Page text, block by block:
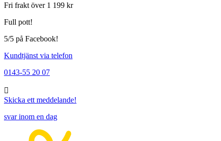
Fri frakt över 1 199 kr
Full pott!
5/5 på Facebook!
Kundtjänst via telefon
0143-55 20 07
Skicka ett meddelande!
svar inom en dag